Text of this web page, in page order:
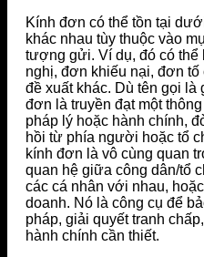
Kính đơn có thể tồn tại
khác nhau tùy thuộc vào
tượng gửi. Ví dụ, đó có
nghị, đơn khiếu nại, đơn tố
đề xuất khác. Dù tên gọi là
đơn là truyền đạt một
pháp lý hoặc hành chính,
hồi từ phía người hoặc tổ
kính đơn là vô cùng quan
quan hệ giữa công dân/tổ
các cá nhân với nhau,
doanh. Nó là công cụ để
pháp, giải quyết tranh
hành chính cần thiết.